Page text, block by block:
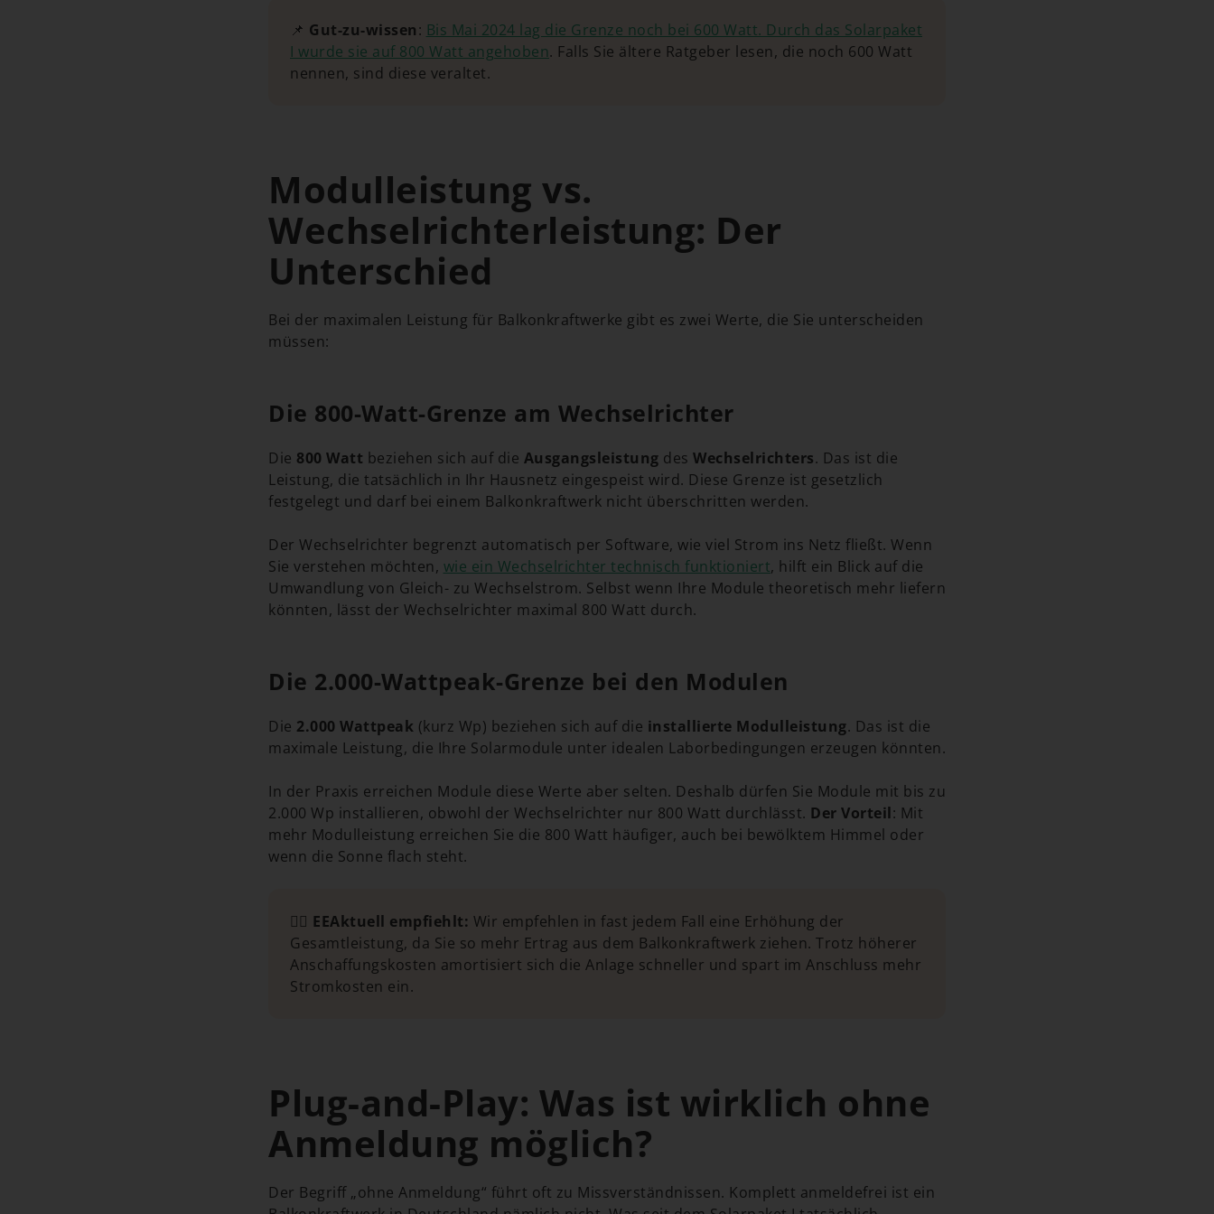
📌 Gut-zu-wissen: Bis Mai 2024 lag die Grenze noch bei 600 Watt. Durch das Solarpaket
I wurde sie auf 800 Watt angehoben. Falls Sie ältere Ratgeber lesen, die noch 600 Watt
nennen, sind diese veraltet.
Modulleistung vs.
Wechselrichterleistung: Der
Unterschied
Bei der maximalen Leistung für Balkonkraftwerke gibt es zwei Werte, die Sie unterscheiden
müssen:
Die 800-Watt-Grenze am Wechselrichter
Die 800 Watt beziehen sich auf die Ausgangsleistung des Wechselrichters. Das ist die
Leistung, die tatsächlich in Ihr Hausnetz eingespeist wird. Diese Grenze ist gesetzlich
festgelegt und darf bei einem Balkonkraftwerk nicht überschritten werden.
Der Wechselrichter begrenzt automatisch per Software, wie viel Strom ins Netz fließt. Wenn
Sie verstehen möchten, wie ein Wechselrichter technisch funktioniert, hilft ein Blick auf die
Umwandlung von Gleich- zu Wechselstrom. Selbst wenn Ihre Module theoretisch mehr liefern
könnten, lässt der Wechselrichter maximal 800 Watt durch.
Die 2.000-Wattpeak-Grenze bei den Modulen
Die 2.000 Wattpeak (kurz Wp) beziehen sich auf die installierte Modulleistung. Das ist die
maximale Leistung, die Ihre Solarmodule unter idealen Laborbedingungen erzeugen könnten.
In der Praxis erreichen Module diese Werte aber selten. Deshalb dürfen Sie Module mit bis zu
2.000 Wp installieren, obwohl der Wechselrichter nur 800 Watt durchlässt. Der Vorteil: Mit
mehr Modulleistung erreichen Sie die 800 Watt häufiger, auch bei bewölktem Himmel oder
wenn die Sonne flach steht.
👉🏼 EEAktuell empfiehlt: Wir empfehlen in fast jedem Fall eine Erhöhung der
Gesamtleistung, da Sie so mehr Ertrag aus dem Balkonkraftwerk ziehen. Trotz höherer
Anschaffungskosten amortisiert sich die Anlage schneller und spart im Anschluss mehr
Stromkosten ein.
Plug-and-Play: Was ist wirklich ohne
Anmeldung möglich?
Der Begriff „ohne Anmeldung“ führt oft zu Missverständnissen. Komplett anmeldefrei ist ein